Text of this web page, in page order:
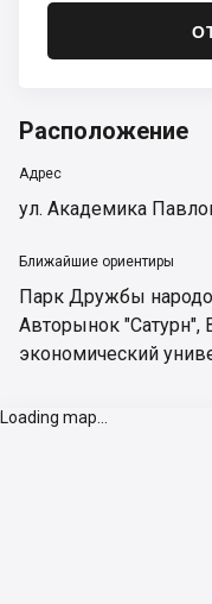
Расположение
Адрес
ул. Академика
Ближайшие ориентиры
Парк Дружбы
Авторынок "Сатурн",
экономический
Loading map...